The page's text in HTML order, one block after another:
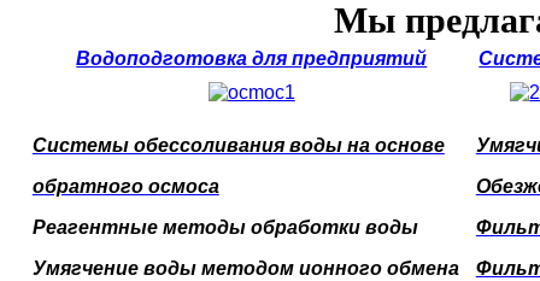
Мы
Водоподготовка для предприятий
Системы обессоливания воды на основе
обратного осмоса
Реагентные методы обработки воды
Умягчение воды методом ионного обмена